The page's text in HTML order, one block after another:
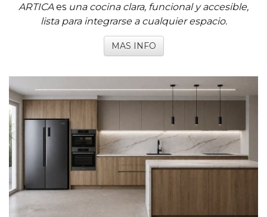
ARTICAes una cocina clara, funcional y accesible,
lista para integrarse a cualquier espacio.
MAS INFO